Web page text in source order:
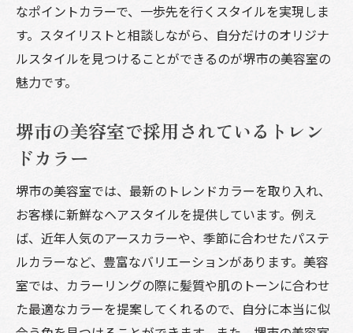
なポイントカラーで、一歩先を行くスタイルを実現しま
す。スタイリストと相談しながら、自分だけのオリジナ
ルスタイルを見つけることができるのが堺市の美容室の
魅力です。
堺市の美容室で採用されているトレン
ドカラー
堺市の美容室では、最新のトレンドカラーを取り入れ、
お客様に新鮮なヘアスタイルを提供しています。例え
ば、近年人気のアースカラーや、季節に合わせたパステ
ルカラーなど、豊富なバリエーションがあります。美容
室では、カラーリングの際に髪質や肌のトーンに合わせ
た最適なカラーを提案してくれるので、自分に本当に似